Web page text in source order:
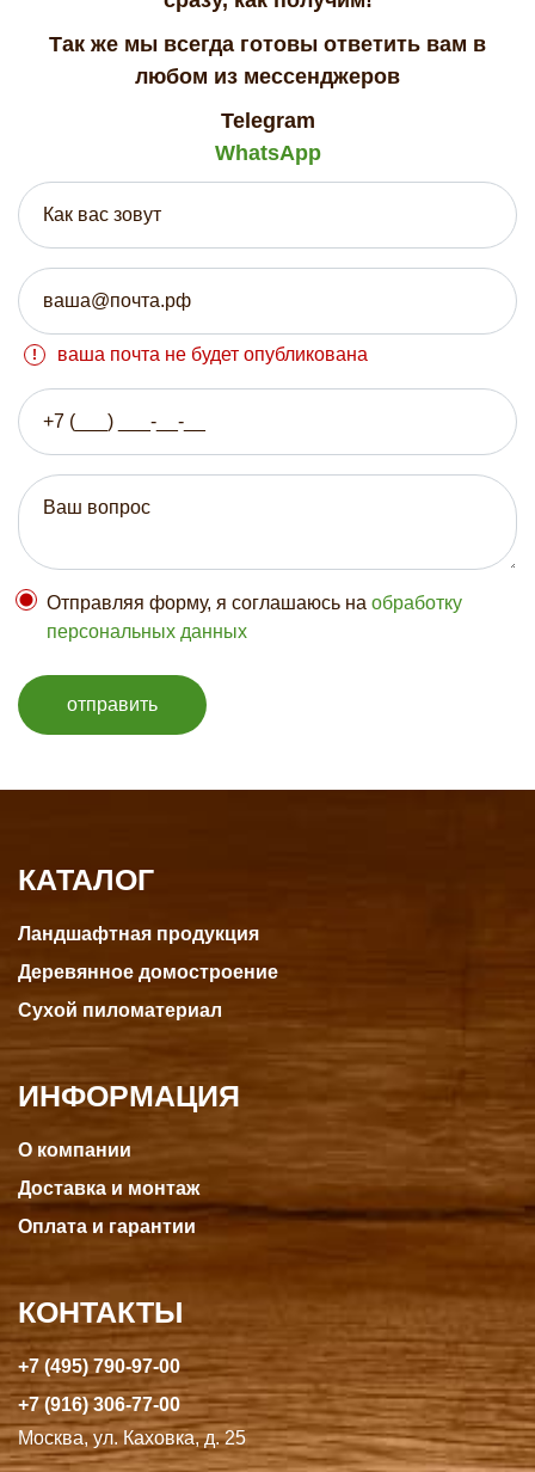
Так же мы всегда готовы ответить вам в
любом из мессенджеров
Telegram
WhatsApp
ваша почта не будет опубликована
Отправляя форму, я соглашаюсь на обработку
персональных данных
отправить
КАТАЛОГ
Ландшафтная продукция
Деревянное домостроение
Сухой пиломатериал
ИНФОРМАЦИЯ
О компании
Доставка и монтаж
Оплата и гарантии
КОНТАКТЫ
+7 (495) 790-97-00
+7 (916) 306-77-00
Москва, ул. Каховка, д. 25